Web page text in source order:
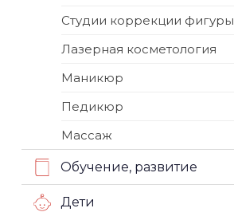
Студии коррекции фигуры
Лазерная косметология
Маникюр
Педикюр
Массаж
Обучение, развитие
Дети